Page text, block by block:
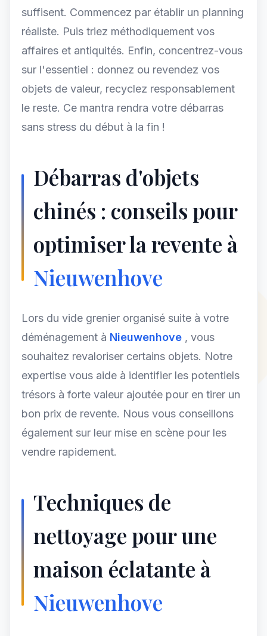
suffisent. Commencez par établir un planning
réaliste. Puis triez méthodiquement vos
affaires et antiquités. Enfin, concentrez-vous
sur l'essentiel : donnez ou revendez vos
objets de valeur, recyclez responsablement
le reste. Ce mantra rendra votre débarras
sans stress du début à la fin !
Débarras d'objets
chinés : conseils pour
optimiser la revente à
Nieuwenhove
Lors du vide grenier organisé suite à votre
déménagement à Nieuwenhove , vous
souhaitez revaloriser certains objets. Notre
expertise vous aide à identifier les potentiels
trésors à forte valeur ajoutée pour en tirer un
bon prix de revente. Nous vous conseillons
également sur leur mise en scène pour les
vendre rapidement.
Techniques de
nettoyage pour une
maison éclatante à
Nieuwenhove